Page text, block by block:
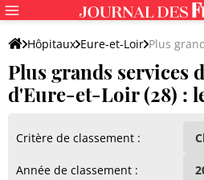
Hôpitaux Eure-et-Loir Plus
Plus grands services
d'Eure-et-Loir (28) :
Critère de classement :
Année de classement :